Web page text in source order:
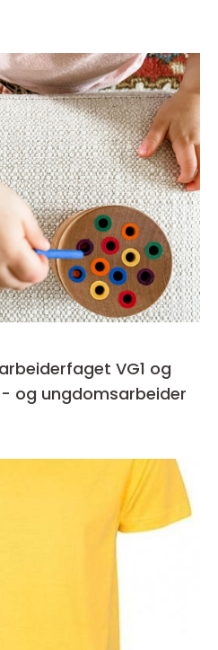
VG1 og
og ungdomsarbeider